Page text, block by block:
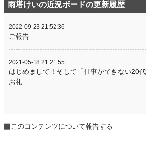
雨塔けいの近況ボードの更新履歴
2022-09-23 21:52:36
ご報告
2021-05-18 21:21:55
はじめまして！そして「仕事ができない20
お礼
このコンテンツについて報告する